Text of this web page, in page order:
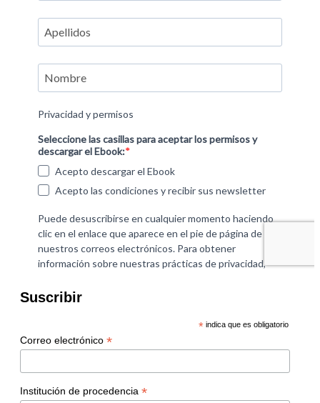
Suscribir
* indica que es obligatorio
Correo electrónico *
Institución de procedencia *